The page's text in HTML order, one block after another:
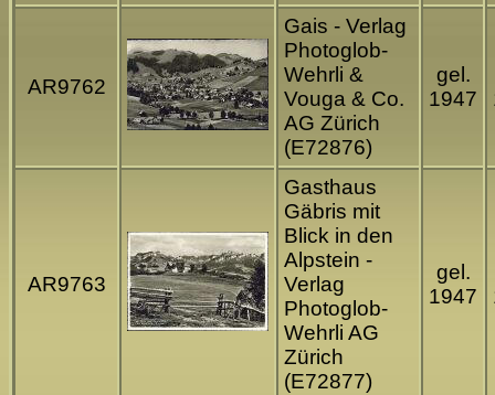
AR9762
Gais - Verlag
Photoglob-
Wehrli &
Vouga & Co.
AG Zürich
(E72876)
gel.
1947
AR9763
Gasthaus
Gäbris mit
Blick in den
Alpstein -
Verlag
Photoglob-
Wehrli AG
Zürich
(E72877)
gel.
1947